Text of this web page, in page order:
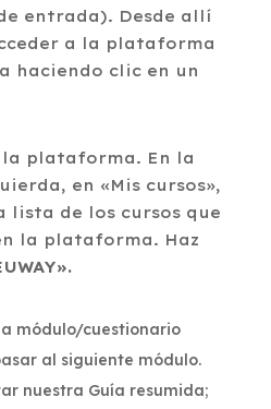
entrada). Desde allí
a la plataforma
haciendo clic en un
la plataforma. En la
en «Mis cursos»,
lista de los cursos que
la plataforma. Haz
módulo/cuestionario
al siguiente módulo.
nuestra Guía resumida;